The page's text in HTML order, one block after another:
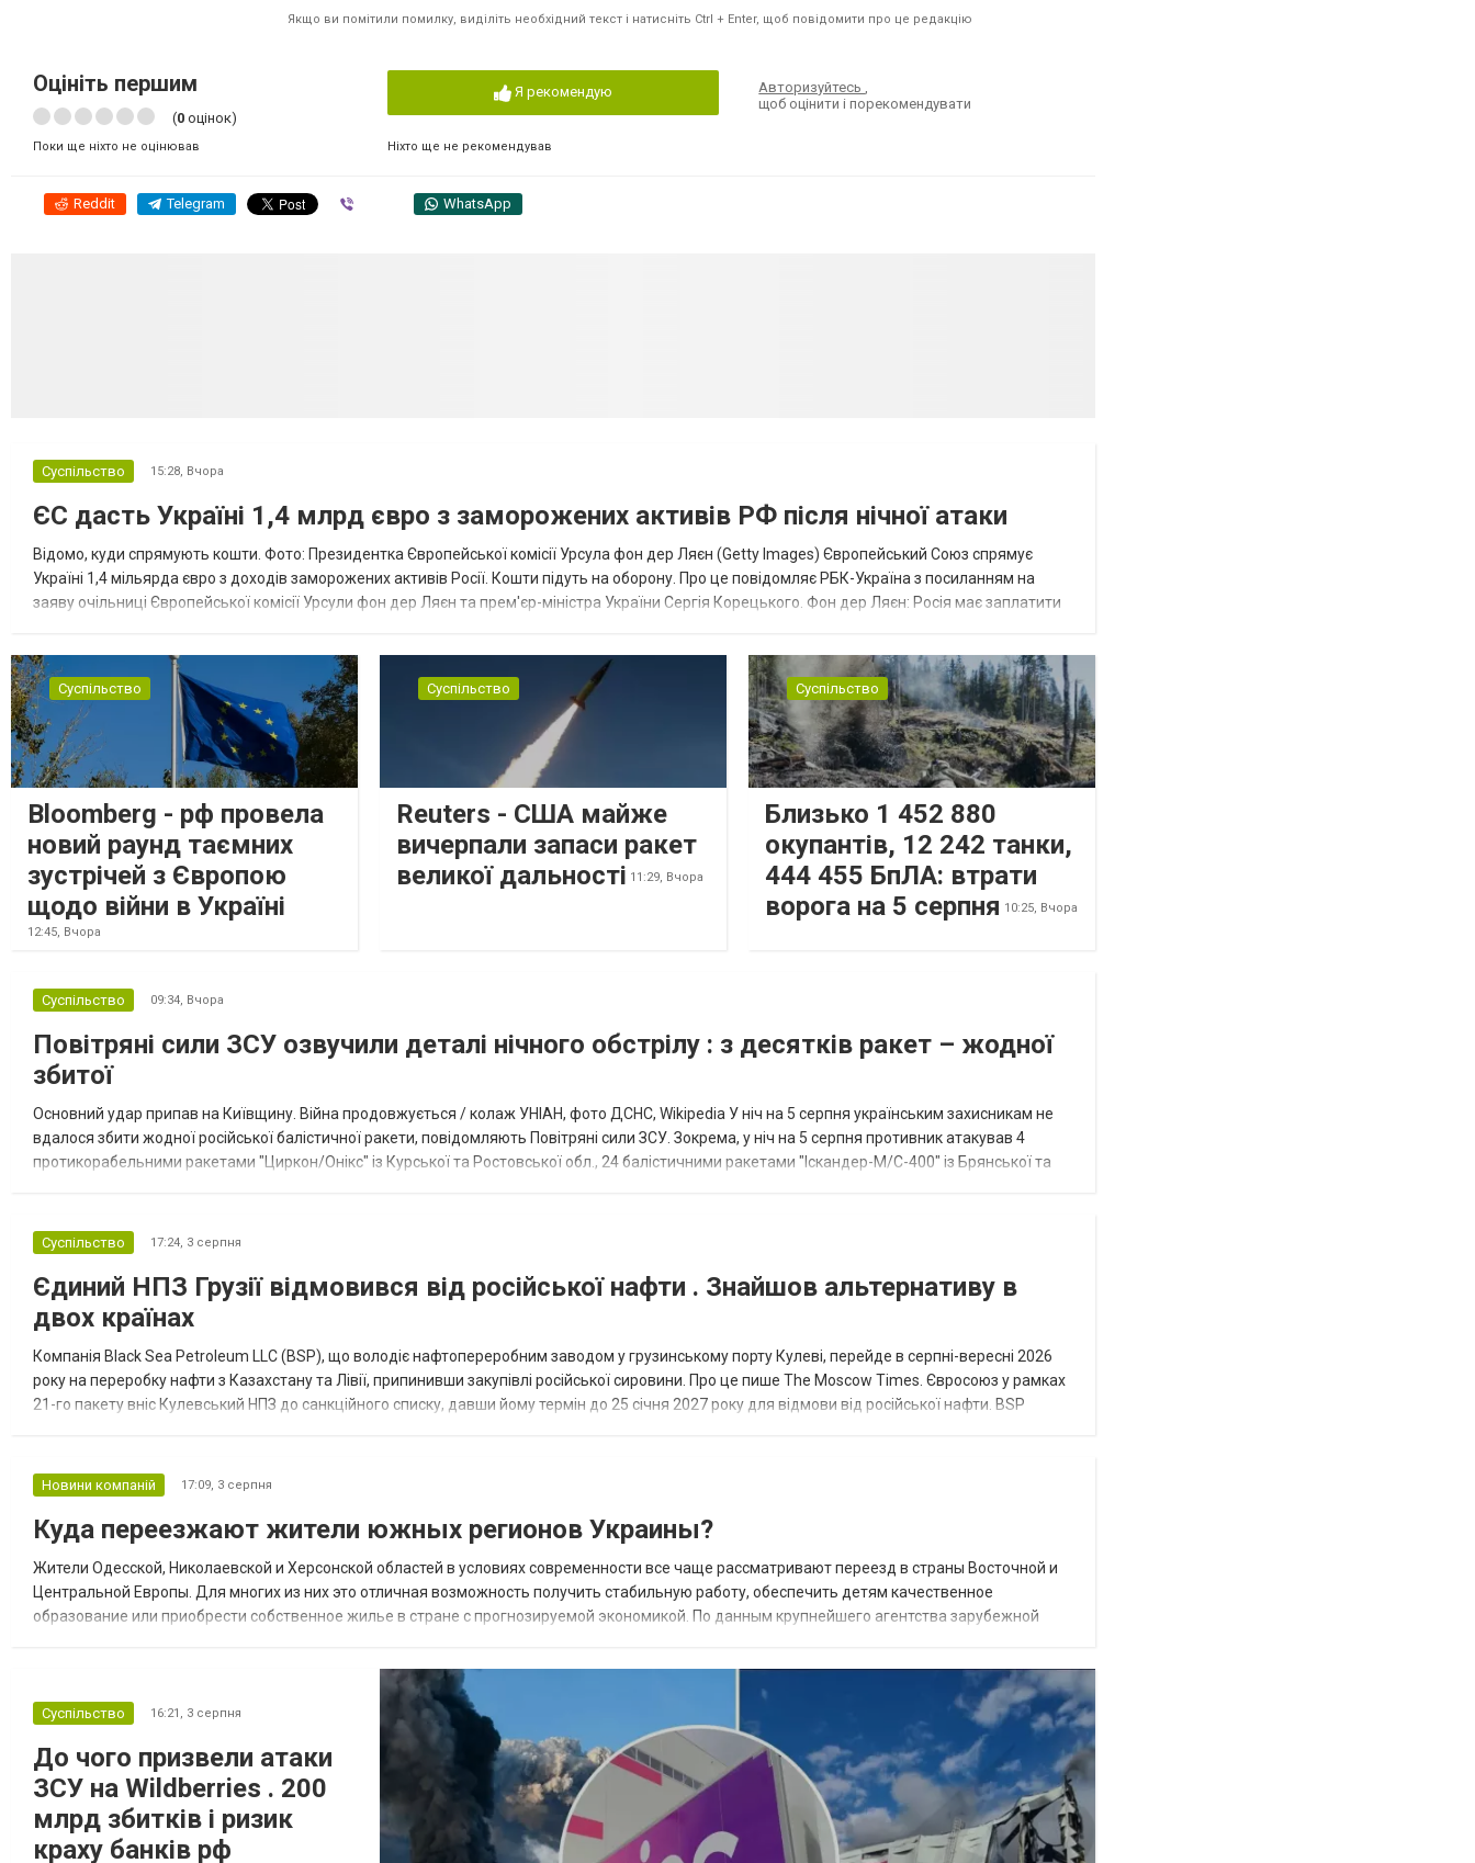
Якщо ви помітили помилку, виділіть необхідний текст і натисніть Ctrl + Enter, щоб повідомити про це редакцію
Оцініть першим
(0 оцінок)
Поки ще ніхто не оцінював
Я рекомендую
Ніхто ще не рекомендував
Авторизуйтесь,
щоб оцінити і порекомендувати
Reddit Telegram WhatsApp
Суспільство 15:28, Вчора
ЄС дасть Україні 1,4 млрд євро з заморожених активів РФ після нічної атаки
Відомо, куди спрямують кошти. Фото: Президентка Європейської комісії Урсула фон дер Ляєн (Getty Images) Європейський Союз спрямує
Україні 1,4 мільярда євро з доходів заморожених активів Росії. Кошти підуть на оборону. Про це повідомляє РБК-Україна з посиланням на
заяву очільниці Європейської комісії Урсули фон дер Ляєн та прем'єр-міністра України Сергія Корецького. Фон дер Ляєн: Росія має заплатити
Суспільство
Bloomberg - рф провела
новий раунд таємних
зустрічей з Європою
щодо війни в Україні
12:45, Вчора
Суспільство
Reuters - США майже
вичерпали запаси ракет
великої дальності 11:29, Вчора
Суспільство
Близько 1 452 880
окупантів, 12 242 танки,
444 455 БпЛА: втрати
ворога на 5 серпня 10:25, Вчора
Суспільство 09:34, Вчора
Повітряні сили ЗСУ озвучили деталі нічного обстрілу : з десятків ракет – жодної
збитої
Основний удар припав на Київщину. Війна продовжується / колаж УНІАН, фото ДСНС, Wikipedia У ніч на 5 серпня українським захисникам не
вдалося збити жодної російської балістичної ракети, повідомляють Повітряні сили ЗСУ. Зокрема, у ніч на 5 серпня противник атакував 4
протикорабельними ракетами "Циркон/Онікс" із Курської та Ростовської обл., 24 балістичними ракетами "Іскандер-М/С-400" із Брянської та
Суспільство 17:24, 3 серпня
Єдиний НПЗ Грузії відмовився від російської нафти . Знайшов альтернативу в
двох країнах
Компанія Black Sea Petroleum LLC (BSP), що володіє нафтопереробним заводом у грузинському порту Кулеві, перейде в серпні-вересні 2026
року на переробку нафти з Казахстану та Лівії, припинивши закупівлі російської сировини. Про це пише The Moscow Times. Євросоюз у рамках
21-го пакету вніс Кулевський НПЗ до санкційного списку, давши йому термін до 25 січня 2027 року для відмови від російської нафти. BSP
Новини компаній 17:09, 3 серпня
Куда переезжают жители южных регионов Украины?
Жители Одесской, Николаевской и Херсонской областей в условиях современности все чаще рассматривают переезд в страны Восточной и
Центральной Европы. Для многих из них это отличная возможность получить стабильную работу, обеспечить детям качественное
образование или приобрести собственное жилье в стране с прогнозируемой экономикой. По данным крупнейшего агентства зарубежной
Суспільство 16:21, 3 серпня
До чого призвели атаки
ЗСУ на Wildberries . 200
млрд збитків і ризик
краху банків рф